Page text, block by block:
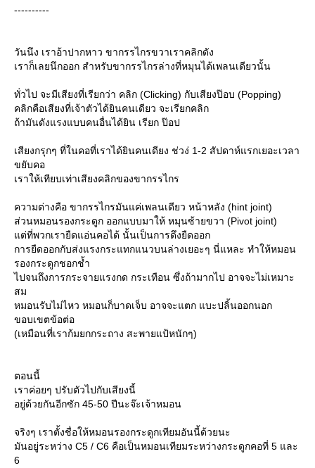
----------
วันนึง เราอ้าปากหาว ขากรรไกรขวาเราคลิกดัง
เราก็เลยนึกออก สำหรับขากรรไกรล่างที่หมุนได้เพลนเดียวนั้น
ทั่วไป จะมีเสียงที่เรียกว่า คลิก (Clicking) กับเสียงป๊อบ (Popping)
คลิกคือเสียงที่เจ้าตัวได้ยินคนเดียว จะเรียกคลิก
ถ้ามันดังแรงแบบคนอื่นได้ยิน เรียก ป๊อป
เสียงกรุกๆ ที่ในคอที่เราได้ยินคนเดียง ช่วง่ 1-2 สัปดาห์แรกเยอะเวลา
ขยับคอ
เราให้เทียบเท่าเสียงคลิกของขากรรไกร
ความต่างคือ ขากรรไกรมันแค่เพลนเดียว หน้าหลัง (hint joint)
ส่วนหมอนรองกระดูก ออกแบบมาให้ หมุนซ้ายขวา (Pivot joint)
ต่ที่พวกเรายืดแอ่นคอได้ นั้นเป็นการดึงยืดออก
การยืดออกกับส่งแรงกระแทกแนวบนล่างเยอะๆ นี่แหละ ทำให้หมอน
รองกระดูกชอกช้ำ
ไปจนถึงการกระจายแรงกด กระเทือน ซึ่งถ้ามากไป อาจจะไม่เหมาะ
สม
หมอนรับไม่ไหว หมอนก็บาดเจ็บ อาจจะแตก แบะปลิ้นออกนอก
ขอบเขตข้อต่อ
(เหมือนที่เราก้มยกกระถาง สะพายแป้หนักๆ)
ตอนนี้
เราค่อยๆ ปรับตัวไปกับเสียงนี้
อยู่ด้วยกันอีกซัก 45-50 ปีนะจ๊ะเจ้าหมอน
จริงๆ เราตั้งชื่อให้หมอนรองกระดูกเทียมอันนี้ด้วยนะ
มันอยู่ระหว่าง C5 / C6 คือเป็นหมอนเทียมระหว่างกระดูกคอที่ 5 และ
6